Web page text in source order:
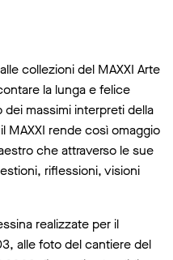
collezioni del MAXXI Arte
la lunga e felice
massimi interpreti della
MAXXI rende così omaggio
che attraverso le sue
riflessioni, visioni
realizzate per il
alle foto del cantiere del